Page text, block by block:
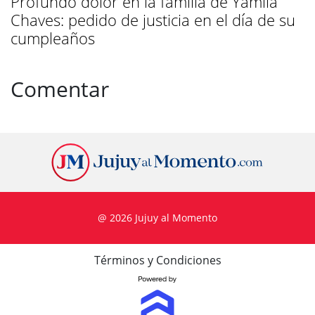
Chaves: pedido de justicia en el día de su
cumpleaños
Comentar
@ 2026 Jujuy al Momento
Términos y Condiciones